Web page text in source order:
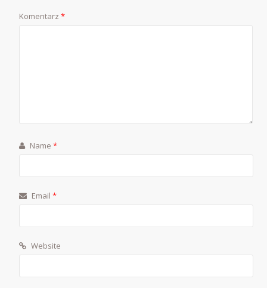
Komentarz*
Name*
Email*
Website